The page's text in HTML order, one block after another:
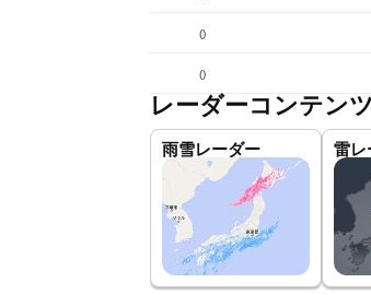
()
()
レーダーコンテン
雨雪レーダー 雷レ